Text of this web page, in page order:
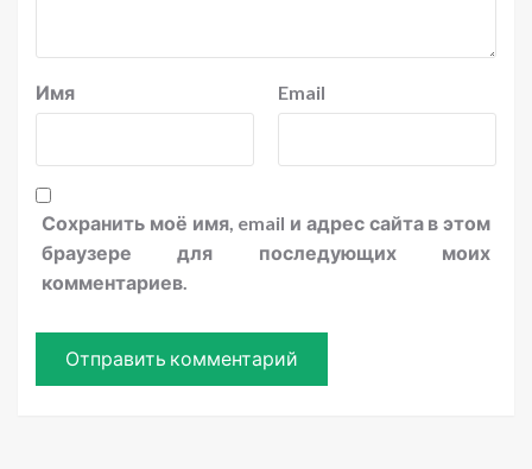
Имя Email
Сохранить моё имя, email и адрес сайта в этом
браузере для последующих моих
комментариев.